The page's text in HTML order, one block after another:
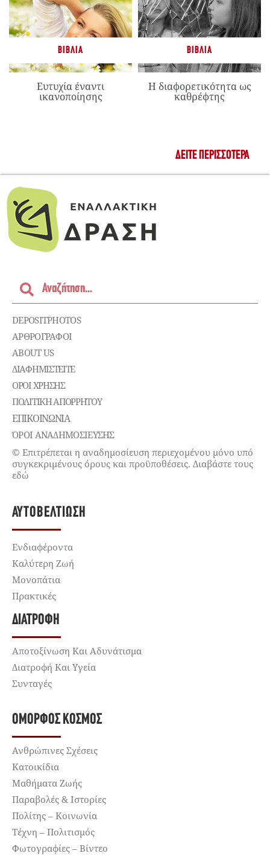
ΒΙΒΛΊΑ
Ευτυχία έναντι
ικανοποίησης
ΒΙΒΛΊΑ
Η διαφορετικότητα ως
καθρέφτης
ΔΕΊΤΕ ΠΕΡΙΣΣΌΤΕΡΑ
DEPOSITPHOTOS
ΑΡΘΡΟΓΡΑΦΟΙ
ABOUT US
ΔΙΑΦΗΜΙΣΤΕΊΤΕ
ΌΡΟΙ ΧΡΉΣΗΣ
ΠΟΛΙΤΙΚΉ ΑΠΟΡΡΉΤΟΥ
ΕΠΙΚΟΙΝΩΝΊΑ
ΌΡΟΙ ΑΝΑΔΗΜΟΣΙΕΥΣΗΣ
© Επιτρέπεται η αναδημοσίευση περιεχομένου μόνο υπό
συγκεκριμένους όρους και προϋποθέσεις. Διαβάστε τους
εδώ
ΑΥΤΟΒΕΛΤΊΩΣΗ
Ενδιαφέροντα
Καλύτερη Ζωή
Μονοπάτια
Πρακτικές
ΔΙΑΤΡΟΦΉ
Αποτοξίνωση Και Αδυνάτισμα
Διατροφή Και Υγεία
Συνταγές
ΌΜΟΡΦΟΣ ΚΌΣΜΟΣ
Ανθρώπινες Σχέσεις
Κατοικίδια
Μαθήματα Ζωής
Παραβολές & Ιστορίες
Πολίτης – Κοινωνία
Τέχνη – Πολιτισμός
Φωτογραφίες – Βίντεο